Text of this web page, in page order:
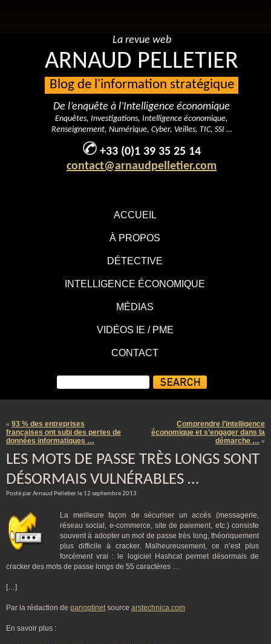
ACCUEIL
À PROPOS
DÉTECTIVE
INTELLIGENCE ÉCONOMIQUE
MÉDIAS
VIDÉOS IE / PME
CONTACT
La revue web
ARNAUD PELLETIER
Blog de l'information stratégique
De l’enquête à l’Intelligence économique
Enquêtes, Investigations, Intelligence économique,
Renseignement, Numérique, Cyber, Veilles, TIC, SSI …
+33 (0)1 39 35 25 14
contact@arnaudpelletier.com
« 93 % des entreprises
françaises ont subi des pertes de
données informatiques …
Comprendre l’intelligence
économique et s’engager dans la
démarche … »
LES MOTS DE PASSE TRÈS LONGS SONT
DÉSORMAIS VULNÉRABLES …
Posté par Arnaud Pelletier le 12 septembre 2013
La meilleure façon de sécuriser un accès (messagerie,
réseau social, e-commerce, site de paiement, etc.) consiste
souvent à adopter un mot de passe très long, théoriquement
plus difficile à cracker. Malheureusement, ce n’est plus
forcément vrai : le logiciel Hashcat permet désormais de
cracker des mots de passe longs de 55 caractères …
[…]
Par la rédaction de panoptinetsource arstechnica.com
En savoir plus :